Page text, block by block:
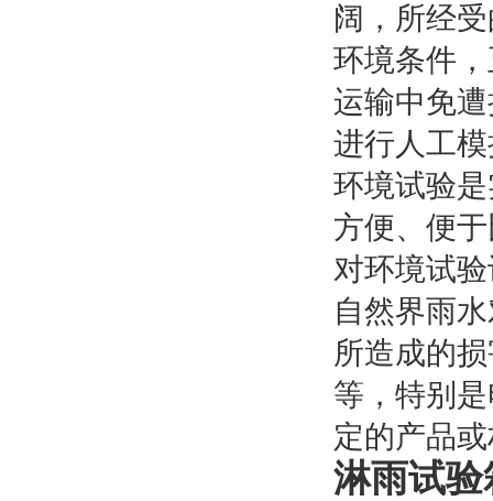
阔，所经
环境条件
运输中免
进行人工
环境试验
方便、便
对环境试
自然界雨
所造成的
等，特别
定的产品
淋雨试验